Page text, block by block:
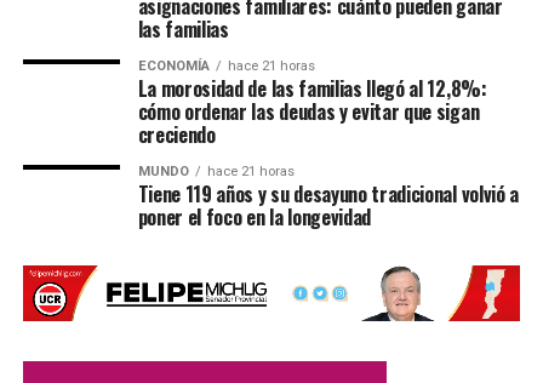
Desde el Gobierno santafesino esperaban la publicación
del decreto para agilizar el ingreso de materiales que ya
fueron adquiridos.
Una parte del equipamiento ya se encuentra en
territorio santafesino, mientras que otras cargas
permanecen en tránsito. Algunas demoras estuvieron
relacionadas con las condiciones climáticas.
asignaciones familiares: cuánto pueden ganar
las familias
ECONOMÍA hace 21 horas
La morosidad de las familias llegó al 12,8%:
cómo ordenar las deudas y evitar que sigan
creciendo
MUNDO hace 21 horas
Tiene 119 años y su desayuno tradicional volvió a
poner el foco en la longevidad